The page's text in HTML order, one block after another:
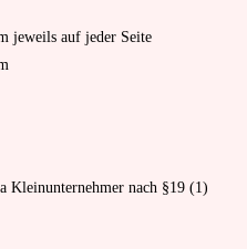
jeweils auf jeder Seite
Kleinunternehmer nach §19 (1)